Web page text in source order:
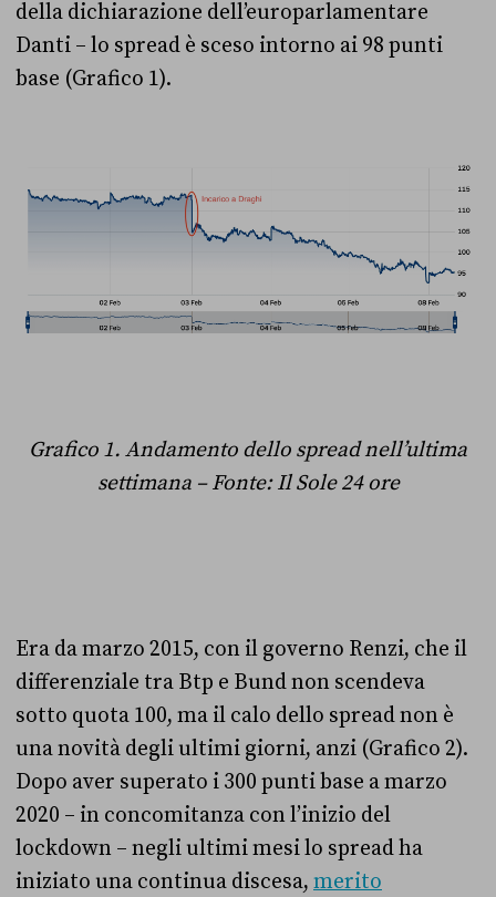
della dichiarazione dell’europarlamentare
Danti – lo spread è sceso intorno ai 98 punti
base (Grafico 1).
Grafico 1. Andamento dello spread nell’ultima
settimana – Fonte: Il Sole 24 ore
Era da marzo 2015, con il governo Renzi, che il
differenziale tra Btp e Bund non scendeva
sotto quota 100, ma il calo dello spread non è
una novità degli ultimi giorni, anzi (Grafico 2).
Dopo aver superato i 300 punti base a marzo
2020 – in concomitanza con l’inizio del
lockdown – negli ultimi mesi lo spread ha
iniziato una continua discesa, merito